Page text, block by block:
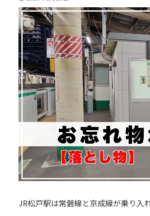
JR松戸駅は常磐線と京成線が乗り入